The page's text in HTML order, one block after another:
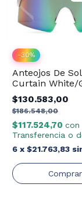
-30%
Anteojos De
Curtain White/
$130.583,00
$186.548,00
$117.524,70 con
Transferencia o
6 x $21.763,83